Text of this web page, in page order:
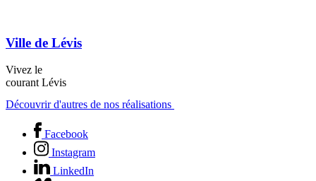
Ville de Lévis
Vivez le
courant Lévis
Découvrir d'autres de nos réalisations
Facebook
Instagram
LinkedIn